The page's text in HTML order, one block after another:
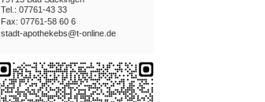
Tel.: 07761-43 33
Fax: 07761-58 60 6
stadt-apothekebs@t-online.de